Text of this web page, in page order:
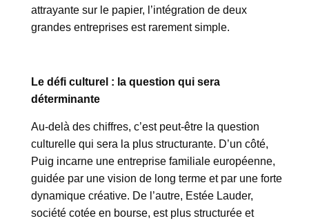
attrayante sur le papier, l’intégration de deux
grandes entreprises est rarement simple.
Le défi culturel : la question qui sera
déterminante
Au-delà des chiffres, c’est peut-être la question
culturelle qui sera la plus structurante. D’un côté,
Puig incarne une entreprise familiale européenne,
guidée par une vision de long terme et par une forte
dynamique créative. De l’autre, Estée Lauder,
société cotée en bourse, est plus structurée et